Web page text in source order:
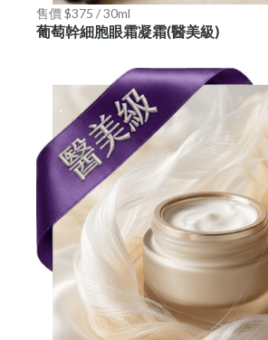
售價 $375 / 30ml
葡萄幹細胞眼霜凝霜(醫美級)